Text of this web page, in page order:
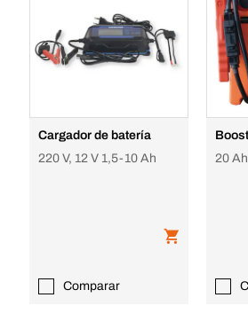
Cargador de batería
220 V, 12 V 1,5-10 Ah
Comparar
20